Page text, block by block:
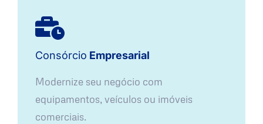
Consórcio Empresarial
Modernize seu negócio com
equipamentos, veículos ou imóveis
comerciais.